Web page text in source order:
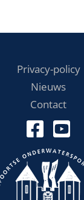
Privacy-policy
Nieuws
Contact